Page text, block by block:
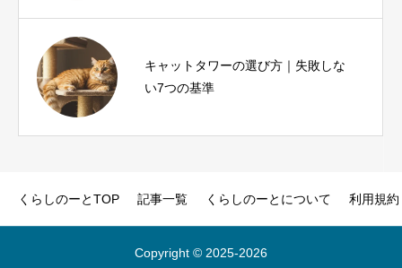
キャットタワーの選び方｜失敗しな
い7つの基準
種類・費用・未経験から目指す方法
くらしのーとTOP 記事一覧 くらしのーとについて 利用規約
Copyright © 2025‐2026